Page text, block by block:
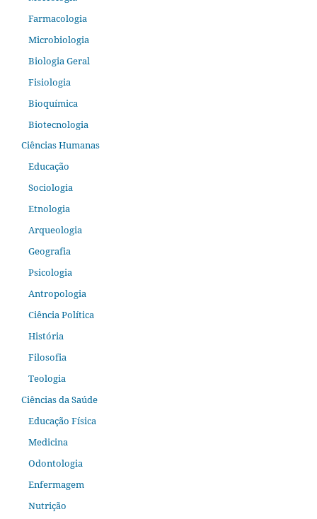
Farmacologia
Microbiologia
Biologia Geral
Fisiologia
Bioquímica
Biotecnologia
Ciências Humanas
Educação
Sociologia
Etnologia
Arqueologia
Geografia
Psicologia
Antropologia
Ciência Política
História
Filosofia
Teologia
Ciências da Saúde
Educação Física
Medicina
Odontologia
Enfermagem
Nutrição